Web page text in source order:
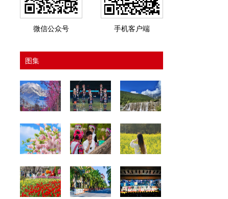
微信公众号 手机客户端
图集